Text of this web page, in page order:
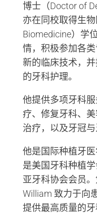
博士（Doctor of
亦在同校取得生
Biomedicine）学
情，积极参加各
新的临床技术，
的牙科护理。
他提供多项牙科
疗、修复牙科、
治疗，以及牙冠与
他是国际种植牙
是美国牙科种植
亚牙科协会会员
William 致力于向
提供最高质量的